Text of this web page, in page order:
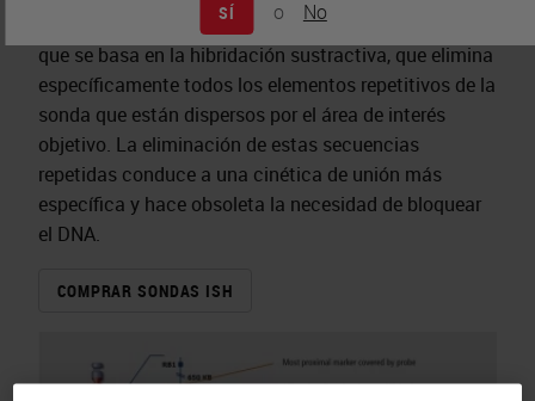
SÍ o No
construyen utilizando la tecnología REPEAT-FREE*
que se basa en la hibridación sustractiva, que elimina
específicamente todos los elementos repetitivos de la
sonda que están dispersos por el área de interés
objetivo. La eliminación de estas secuencias
repetidas conduce a una cinética de unión más
específica y hace obsoleta la necesidad de bloquear
el DNA.
COMPRAR SONDAS ISH